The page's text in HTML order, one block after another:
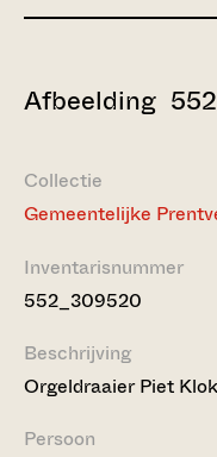
Afbeelding
Collectie
Gemeentelijke
Inventarisnummer
552_309520
Beschrijving
Orgeldraaier Piet
Persoon